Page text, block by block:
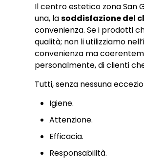
Il centro estetico zona San
una, lasoddisfazione del
convenienza. Se i prodotti
qualità; non li utilizziamo
convenienza ma
personalmente, di clienti
Tutti, senza nessuna
Igiene.
Attenzione.
Efficacia.
Responsabilità.